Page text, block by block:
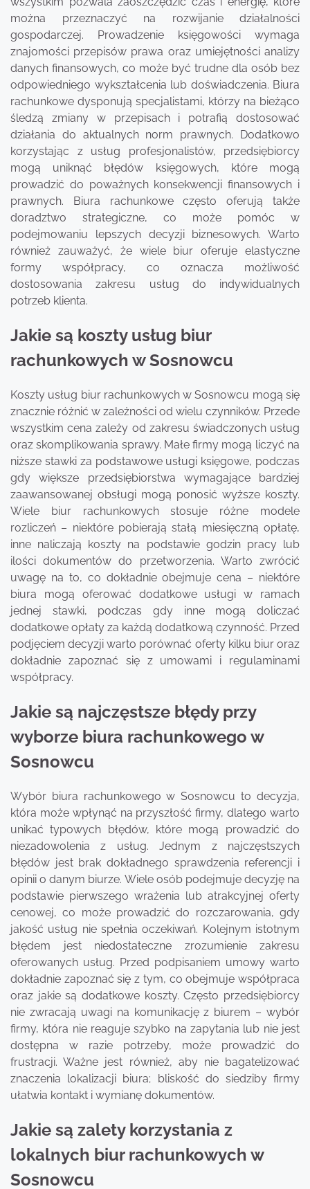
można przeznaczyć na rozwijanie działalności
gospodarczej. Prowadzenie księgowości wymaga
znajomości przepisów prawa oraz umiejętności analizy
danych finansowych, co może być trudne dla osób bez
odpowiedniego wykształcenia lub doświadczenia. Biura
rachunkowe dysponują specjalistami, którzy na bieżąco
śledzą zmiany w przepisach i potrafią dostosować
działania do aktualnych norm prawnych. Dodatkowo
korzystając z usług profesjonalistów, przedsiębiorcy
mogą uniknąć błędów księgowych, które mogą
prowadzić do poważnych konsekwencji finansowych i
prawnych. Biura rachunkowe często oferują także
doradztwo strategiczne, co może pomóc w
podejmowaniu lepszych decyzji biznesowych. Warto
również zauważyć, że wiele biur oferuje elastyczne
formy współpracy, co oznacza możliwość
dostosowania zakresu usług do indywidualnych
potrzeb klienta.
Jakie są koszty usług biur
rachunkowych w Sosnowcu
Koszty usług biur rachunkowych w Sosnowcu mogą się
znacznie różnić w zależności od wielu czynników. Przede
wszystkim cena zależy od zakresu świadczonych usług
oraz skomplikowania sprawy. Małe firmy mogą liczyć na
niższe stawki za podstawowe usługi księgowe, podczas
gdy większe przedsiębiorstwa wymagające bardziej
zaawansowanej obsługi mogą ponosić wyższe koszty.
Wiele biur rachunkowych stosuje różne modele
rozliczeń – niektóre pobierają stałą miesięczną opłatę,
inne naliczają koszty na podstawie godzin pracy lub
ilości dokumentów do przetworzenia. Warto zwrócić
uwagę na to, co dokładnie obejmuje cena – niektóre
biura mogą oferować dodatkowe usługi w ramach
jednej stawki, podczas gdy inne mogą doliczać
dodatkowe opłaty za każdą dodatkową czynność. Przed
podjęciem decyzji warto porównać oferty kilku biur oraz
dokładnie zapoznać się z umowami i regulaminami
współpracy.
Jakie są najczęstsze błędy przy
wyborze biura rachunkowego w
Sosnowcu
Wybór biura rachunkowego w Sosnowcu to decyzja,
która może wpłynąć na przyszłość firmy, dlatego warto
unikać typowych błędów, które mogą prowadzić do
niezadowolenia z usług. Jednym z najczęstszych
błędów jest brak dokładnego sprawdzenia referencji i
opinii o danym biurze. Wiele osób podejmuje decyzję na
podstawie pierwszego wrażenia lub atrakcyjnej oferty
cenowej, co może prowadzić do rozczarowania, gdy
jakość usług nie spełnia oczekiwań. Kolejnym istotnym
błędem jest niedostateczne zrozumienie zakresu
oferowanych usług. Przed podpisaniem umowy warto
dokładnie zapoznać się z tym, co obejmuje współpraca
oraz jakie są dodatkowe koszty. Często przedsiębiorcy
nie zwracają uwagi na komunikację z biurem – wybór
firmy, która nie reaguje szybko na zapytania lub nie jest
dostępna w razie potrzeby, może prowadzić do
frustracji. Ważne jest również, aby nie bagatelizować
znaczenia lokalizacji biura; bliskość do siedziby firmy
ułatwia kontakt i wymianę dokumentów.
Jakie są zalety korzystania z
lokalnych biur rachunkowych w
Sosnowcu